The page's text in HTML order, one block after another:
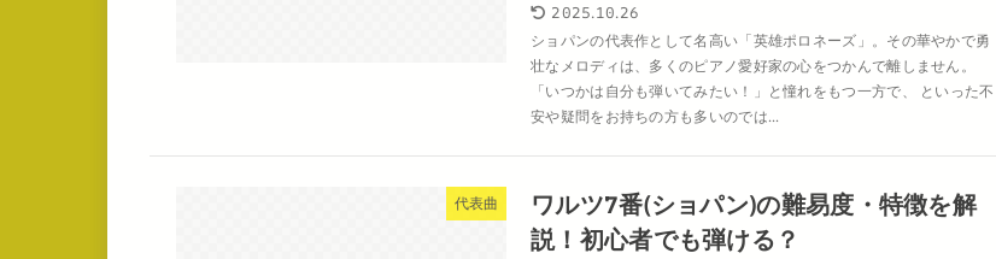
2025.10.26
ショパンの代表作として名高い「英雄ポロネーズ」。その華やかで勇
壮なメロディは、多くのピアノ愛好家の心をつかんで離しません。
「いつかは自分も弾いてみたい！」と憧れをもつ一方で、 といった不
安や疑問をお持ちの方も多いのでは...
代表曲
ワルツ7番(ショパン)の難易度・特徴を解
説！初心者でも弾ける？